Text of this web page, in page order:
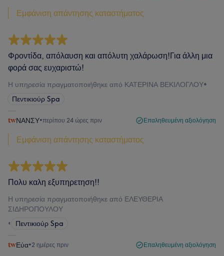
Εμφάνιση απάντησης καταστήματος
Φροντίδα, απόλαυση και απόλυτη χαλάρωση!Για άλλη μια
φορά σας ευχαριστώ!
Η υπηρεσία πραγματοποιήθηκε από ΚΑΤΕΡΙΝΑ ΒΕΚΙΛΟΓΛΟΥ•
Πεντικιούρ Spa
ΝΑΝΣΥ•περίπου 24 ώρες πριν Επαληθευμένη αξιολόγηση
Εμφάνιση απάντησης καταστήματος
Πολυ καλη εξυπηρετηση!!
Η υπηρεσία πραγματοποιήθηκε από ΕΛΕΥΘΕΡΙΑ
ΣΙΔΗΡΟΠΟΥΛΟΥ
•
Πεντικιούρ Spa
Εύα•2 ημέρες πριν Επαληθευμένη αξιολόγηση